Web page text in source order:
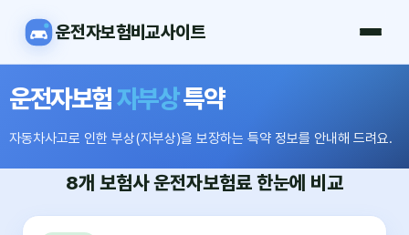
운전자보험비교사이트
운전자보험자부상특약
자동차사고로 인한 부상(자부상)을 보장하는 특약 정보를 안내해 드려요.
8개 보험사운전자보험료 한눈에 비교